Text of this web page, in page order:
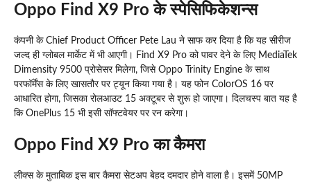
Oppo Find X9 Pro के स्पेसिफिकेशन्स
कंपनी के Chief Product Officer Pete Lau ने साफ कर दिया है कि यह सीरीज
जल्द ही ग्लोबल मार्केट में भी आएगी। Find X9 Pro को पावर देने के लिए MediaTek
Dimensity 9500 प्रोसेसर मिलेगा, जिसे Oppo Trinity Engine के साथ
परफॉर्मेंस के लिए खासतौर पर ट्यून किया गया है। यह फोन ColorOS 16 पर
आधारित होगा, जिसका रोलआउट 15 अक्टूबर से शुरू हो जाएगा। दिलचस्प बात यह है
कि OnePlus 15 भी इसी सॉफ्टवेयर पर रन करेगा।
Oppo Find X9 Pro का कैमरा
लीक्स के मुताबिक इस बार कैमरा सेटअप बेहद दमदार होने वाला है। इसमें 50MP